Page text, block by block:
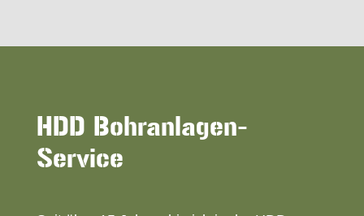
HDD Bohranlagen-
Service